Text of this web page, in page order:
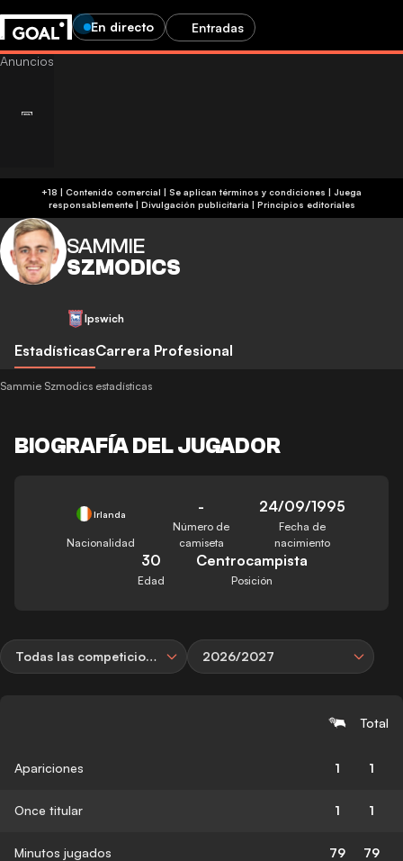
En directo Entradas
+18 | Contenido comercial | Se aplican términos y condiciones | Juega
responsablemente| Divulgación publicitaria | Principios editoriales
SAMMIE
SZMODICS
Ipswich
EstadísticasCarrera Profesional
Sammie Szmodics estadísticas
BIOGRAFÍA DEL JUGADOR
Irlanda
Nacionalidad
-
Número de
camiseta
24/09/1995
Fecha de
nacimiento
30
Edad
Centrocampista
Posición
Todas las competiciones 2026/2027
Total
Apariciones 1 1
Once titular 1 1
Minutos jugados 79 79